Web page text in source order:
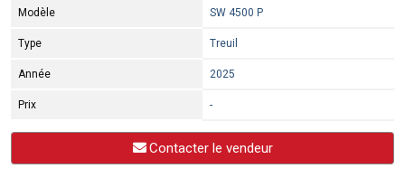
Modèle SW 4500 P
Type Treuil
Année 2025
Prix -
Contacter le vendeur